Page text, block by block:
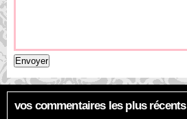
vos commentaires les plus récents